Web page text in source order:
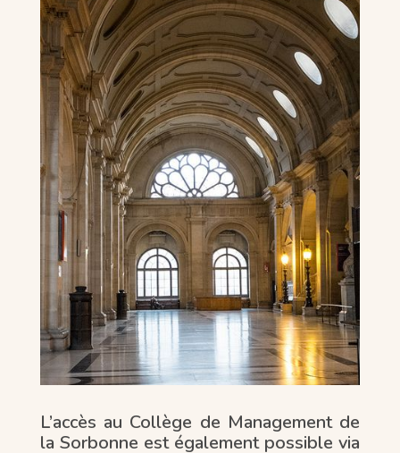
L’accès au Collège de Management de
la Sorbonne est également possible via